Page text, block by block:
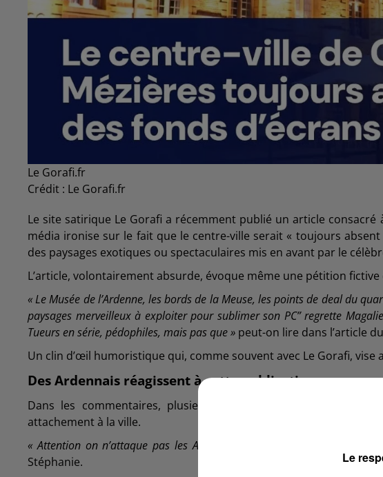
Le Gorafi.fr
Crédit : Le Gorafi.fr
Le site satirique Le Gorafi a récemment publié un article consacré
média ironise sur le fait que le centre-ville serait « toujours
des paysages exotiques ou spectaculaires mis en avant par le
L’article, volontairement absurde, évoque même une pétition
« Le Musée de l’Ardenne, les bords de la Meuse, les points de deal du
paysages merveilleux à exploiter pour sublimer son PC”regrette
Tueurs en série, pédophiles, mais pas que » peut-on lire dans l’article
Un clin d’œil humoristique qui, comme souvent avec Le Gorafi, vise
Des Ardennais réagissent à cette publication :
Dans les commentaires, plusieurs Ardennais ont tenu à
attachement à la ville.
« Attention on n’attaque pas les Ardennes le Gorafi ! Et oui, on veut
Stéphanie.
Le